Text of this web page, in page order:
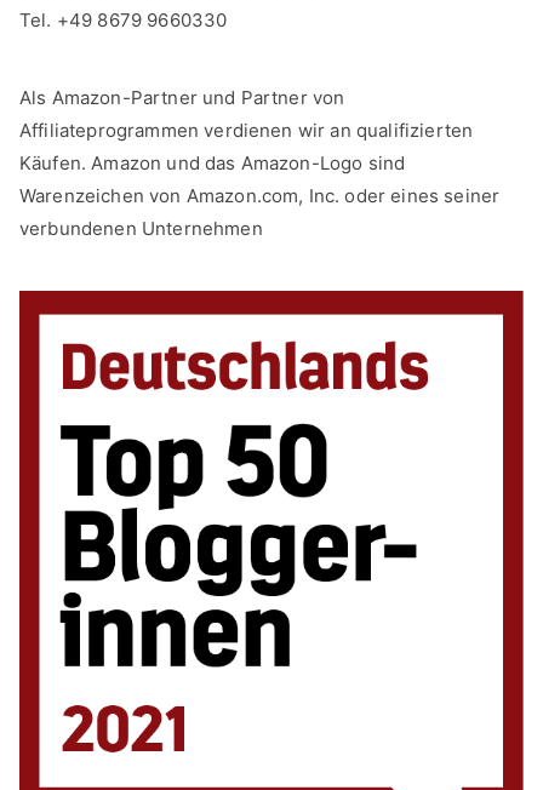
Tel. +49 8679 9660330
Als Amazon-Partner und Partner von
Affiliateprogrammen verdienen wir an qualifizierten
Käufen. Amazon und das Amazon-Logo sind
Warenzeichen von Amazon.com, Inc. oder eines seiner
verbundenen Unternehmen